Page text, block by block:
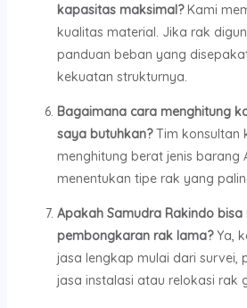
kapasitas maksimal?Kami
kualitas material. Jika rak
panduan beban yang
kekuatan strukturnya.
Bagaimana cara menghitung
saya butuhkan?Tim konsultan
menghitung berat jenis barang
menentukan tipe rak yang
Apakah Samudra Rakindo
pembongkaran rak lama?Ya,
jasa lengkap mulai dari survei,
jasa instalasi atau relokasi rak